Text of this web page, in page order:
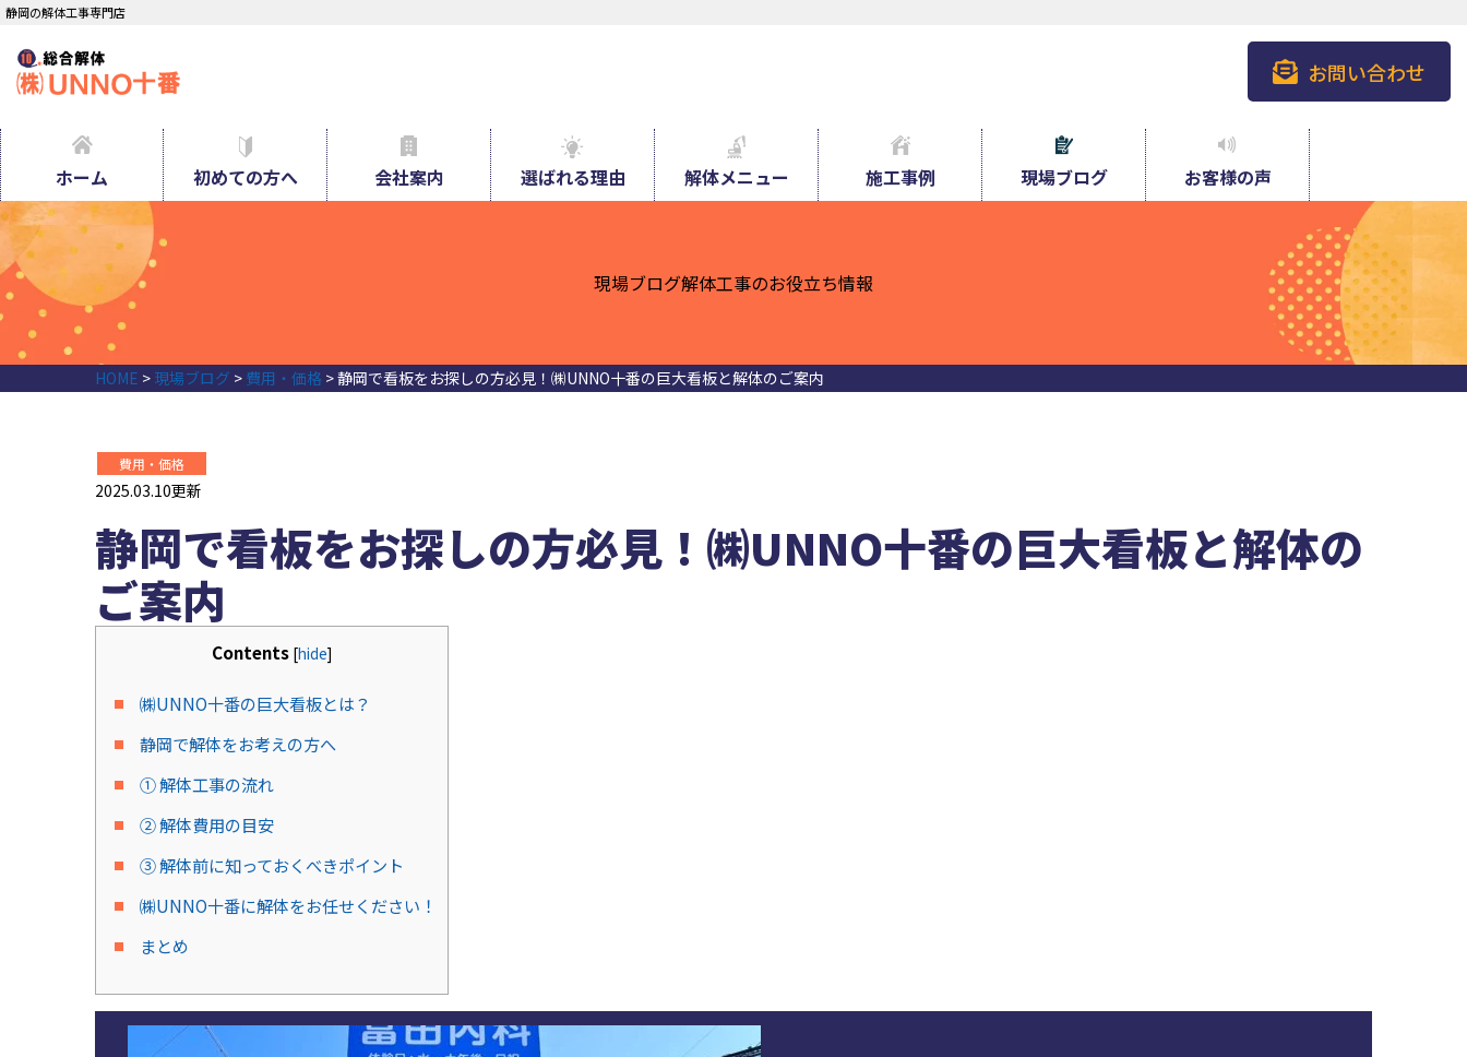
静岡の解体工事専門店
お問い合わせ
ホーム 初めての方へ 会社案内 選ばれる理由 解体メニュー 施工事例 現場ブログ お客様の声
現場ブログ解体工事のお役立ち情報
HOME > 現場ブログ > 費用・価格 >静岡で看板をお探しの方必見！㈱UNNO十番の巨大看板と解体のご案内
費用・価格
2025.03.10更新
静岡で看板をお探しの方必見！㈱UNNO十番の巨大看板と解体の
ご案内
Contents [hide]
㈱UNNO十番の巨大看板とは？
静岡で解体をお考えの方へ
① 解体工事の流れ
② 解体費用の目安
③ 解体前に知っておくべきポイント
㈱UNNO十番に解体をお任せください！
まとめ